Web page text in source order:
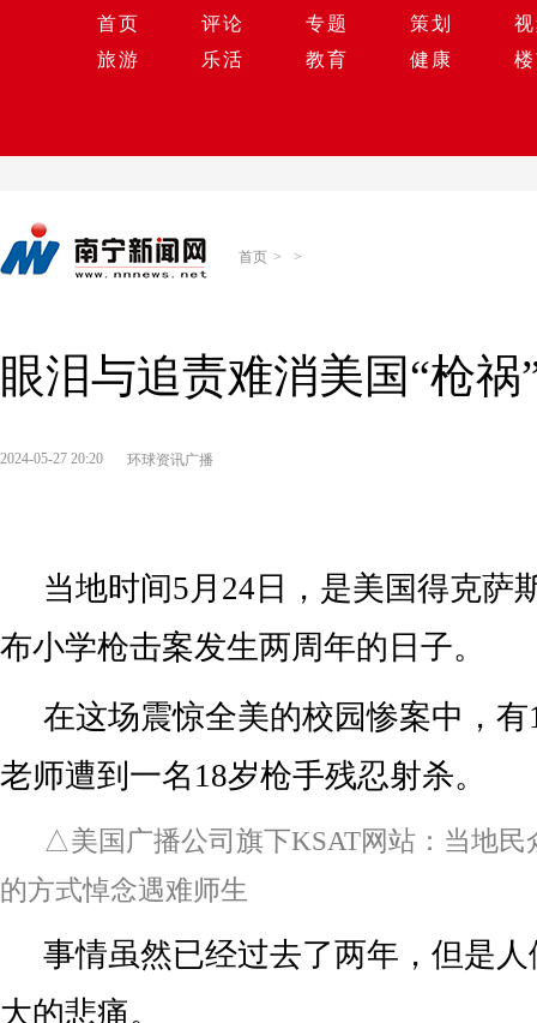
首页 评论 专题 策划
旅游
乐活 教育 健康
首页 > >
眼泪与追责难消美国“枪祸
2024-05-27 20:20 环球资讯广播
当地时间5月24日，是美国得克萨
布小学枪击案发生两周年的日子。
在这场震惊全美的校园惨案中，
老师遭到一名18岁枪手残忍射杀。
△美国广播公司旗下KSAT网站：当地民
的方式悼念遇难师生
事情虽然已经过去了两年，但是
大的悲痛。